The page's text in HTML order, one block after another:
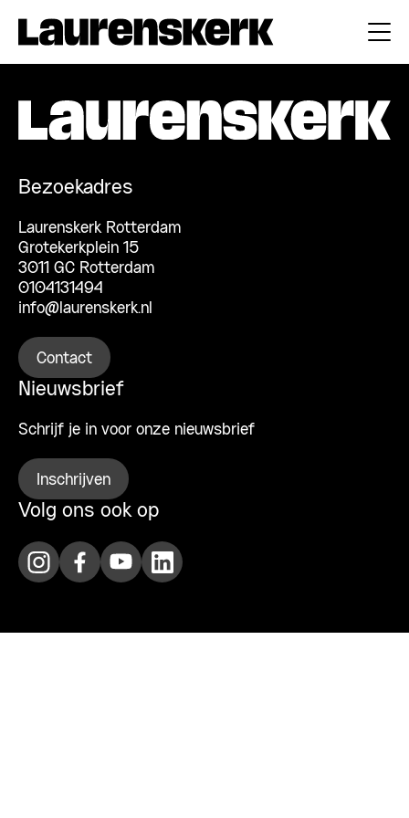
Bezoekadres
Laurenskerk Rotterdam
Grotekerkplein 15
3011 GC Rotterdam
0104131494
info@laurenskerk.nl
Contact
Nieuwsbrief
Schrijf je in voor onze nieuwsbrief
Inschrijven
Volg ons ook op